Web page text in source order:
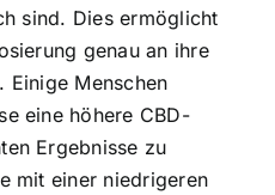
sind. Dies ermöglicht
genau an ihre
Einige Menschen
eine höhere CBD-
Ergebnisse zu
mit einer niedrigeren